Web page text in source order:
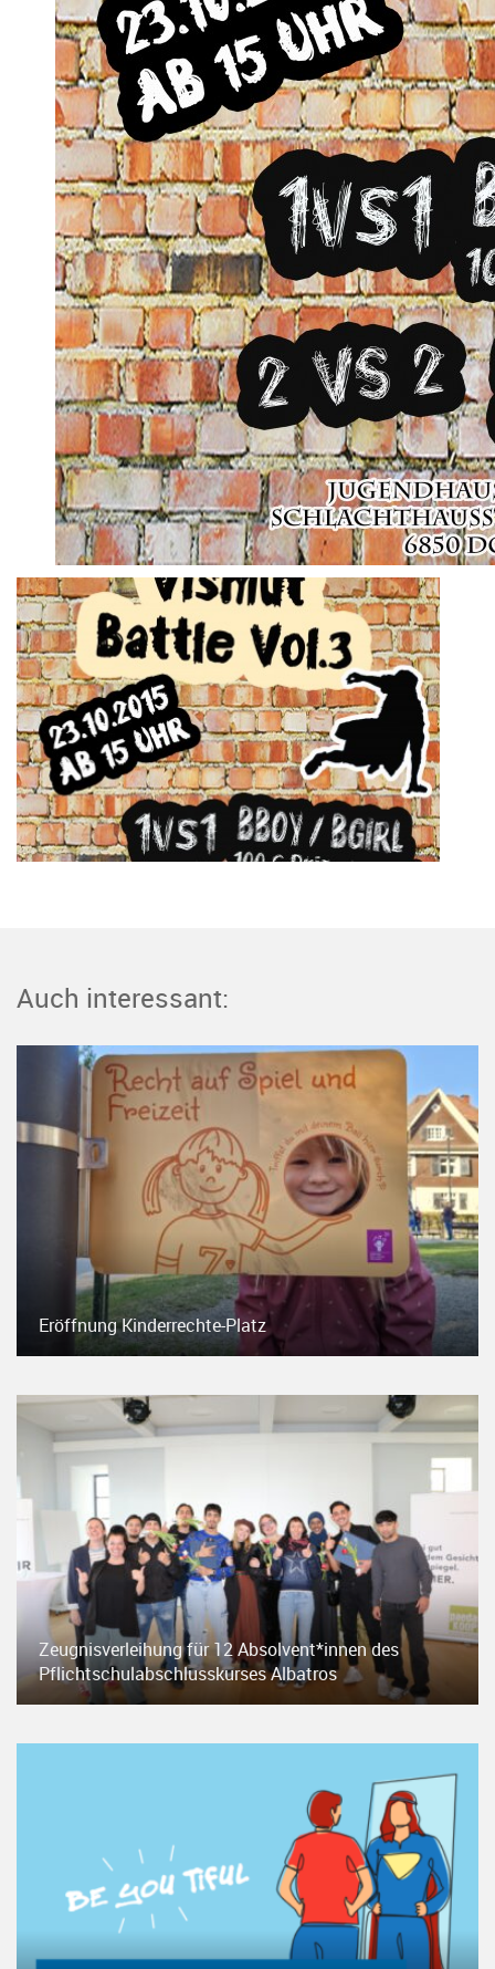
Auch interessant:
Eröffnung Kinderrechte-Platz
Zeugnisverleihung für 12 Absolvent*innen des
Pflichtschulabschlusskurses Albatros